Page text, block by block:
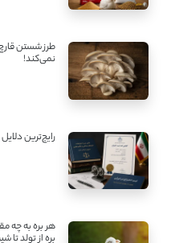
طرز شستن
نمی‌کند!
رایج‌ترین
هر بره به چه
بره از تولد تا